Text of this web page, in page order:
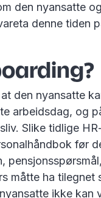
den nyansatte
denne tiden
den nyansatte
arbeidsdag, og
Slike tidlige
før
måtte ha
ikke